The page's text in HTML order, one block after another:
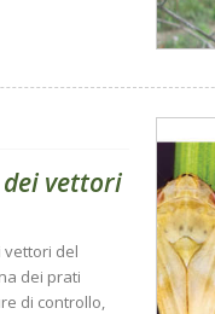
vettori
vettori del
dei prati
di controllo,